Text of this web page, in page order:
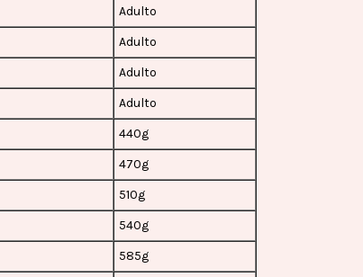
Adulto
Adulto
Adulto
Adulto
440g
470g
510g
540g
585g